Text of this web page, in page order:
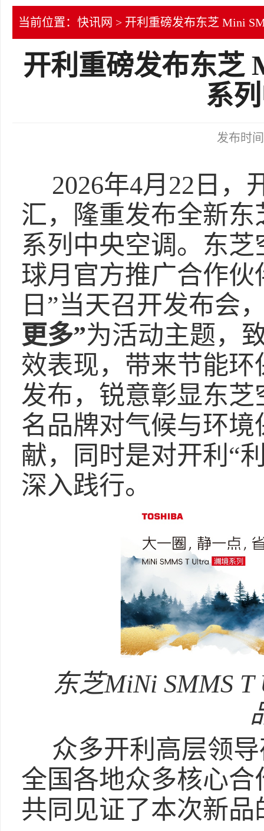
当前位置： 快讯网 > 开利重磅发布东芝 Mini
开利重磅发布东芝
系
发布时
2026年4月22日，
汇，隆重发布全新
系列中央空调。东芝
球月官方推广合作伙
日”当天召开发布会
更多”为活动主题，
效表现，带来节能
发布，锐意彰显东
名品牌对气候与环
献，同时是对开利“
深入践行。
东芝MiNi SMMS
众多开利高层领
全国各地众多核心
共同见证了本次新